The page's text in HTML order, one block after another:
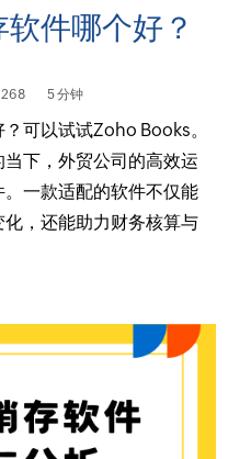
件哪个好？
268 5 分钟
可以试试Zoho Books。
下，外贸公司的高效运
一款适配的软件不仅能
，还能助力财务核算与